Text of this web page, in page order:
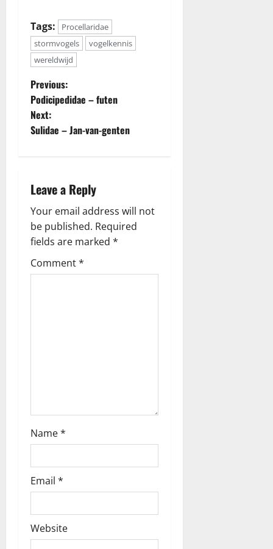
Tags:
Procellaridae
stormvogels
vogelkennis
wereldwijd
P
o
s
n
a
v
i
n
Previous:
Podicipedidae – futen
Next:
Sulidae – Jan-van-genten
Leave a Reply
Your email address will not
be published. Required
fields are marked *
Comment*
Name*
Email *
Website